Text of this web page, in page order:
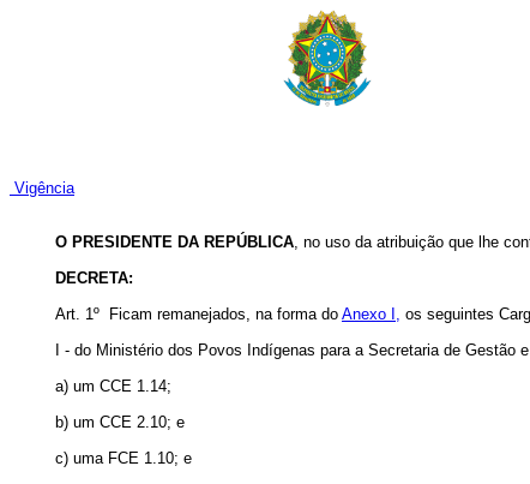
Vigência
O PRESIDENTE DA REPÚBLICA, no uso da atribuição que lhe
DECRETA:
Art. 1º Ficam remanejados, na forma do Anexo I, os seguintes
I - do Ministério dos Povos Indígenas para a Secretaria de Gestão
a) um CCE 1.14;
b) um CCE 2.10; e
c) uma FCE 1.10; e